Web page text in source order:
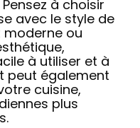
à choisir
avec le style de
moderne ou
à utiliser et à
peut également
cuisine,
plus